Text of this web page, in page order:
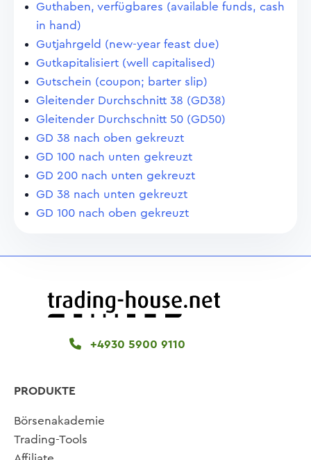
Guthaben, verfügbares (available funds, cash
in hand)
Gutjahrgeld (new-year feast due)
Gutkapitalisiert (well capitalised)
Gutschein (coupon; barter slip)
Gleitender Durchschnitt 38 (GD38)
Gleitender Durchschnitt 50 (GD50)
GD 38 nach oben gekreuzt
GD 100 nach unten gekreuzt
GD 200 nach unten gekreuzt
GD 38 nach unten gekreuzt
GD 100 nach oben gekreuzt
+4930 5900 9110
PRODUKTE
Börsenakademie
Trading-Tools